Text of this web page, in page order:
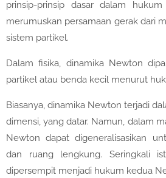
prinsip-prinsip dasar dalam
merumuskan persamaan gerak dari
sistem partikel.
Dalam fisika, dinamika Newton
partikel atau benda kecil menurut
Biasanya, dinamika Newton terjadi
dimensi, yang datar. Namun, dalam
Newton dapat digeneralisasikan
dan ruang lengkung. Seringkali
dipersempit menjadi hukum kedua